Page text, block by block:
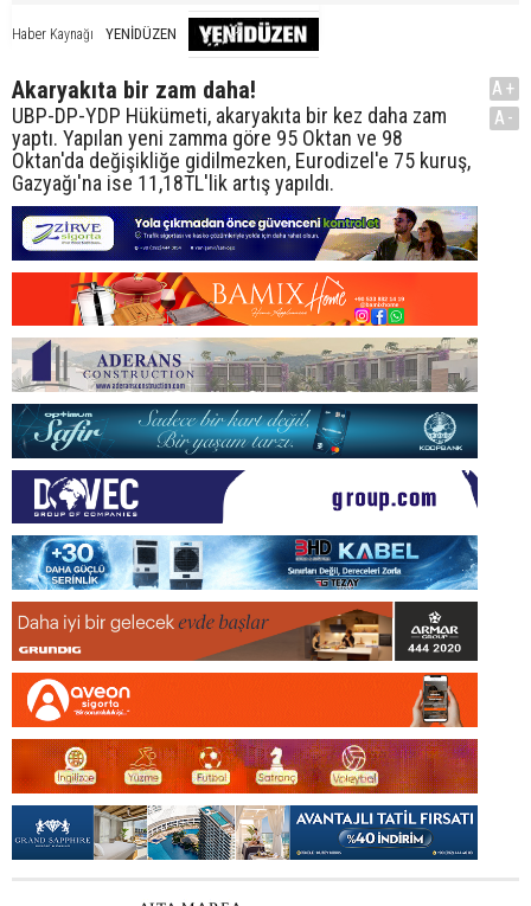
Haber Kaynağı YENİDÜZEN
Akaryakıta bir zam daha!
UBP-DP-YDP Hükümeti, akaryakıta bir kez daha zam
yaptı. Yapılan yeni zamma göre 95 Oktan ve 98
Oktan'da değişikliğe gidilmezken, Eurodizel'e 75 kuruş,
Gazyağı'na ise 11,18TL'lik artış yapıldı.
A+
A-